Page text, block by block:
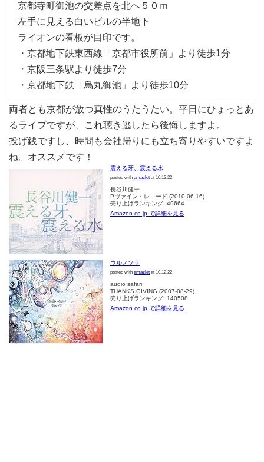
京都寺町御池の交差点を北へ５０ｍ
左手に見える白いビルの半地下
ライオンの看板が目印です。
・京都地下鉄東西線「京都市役所前」より徒歩1分
・京阪三条駅より徒歩7分
・京都地下鉄「烏丸御池」より徒歩10分
両者とも京都が放つ真性のうたうたい。平日にひょっとあ
るライブですが、これ聴き逃したら後悔しますよ。
投げ銭ですし、時間も会社帰りにも立ち寄りやすいですよ
ね。オススメです！
震える牙、震える水
posted with amazlet at 10.12.22
長谷川健一
Pヴァイン・レコード (2010-06-16)
売り上げランキング: 49664
Amazon.co.jp で詳細を見る
ウルノソラ
posted with amazlet at 10.12.22
audio safari
THANKS GIVING (2007-08-29)
売り上げランキング: 140508
Amazon.co.jp で詳細を見る